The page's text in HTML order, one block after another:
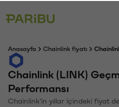
Anasayfa Chainlink fiyatı
Chainlink (LINK)
Performansı
Chainlink'in yıllar içindeki fiyat